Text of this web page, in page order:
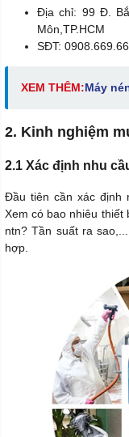
Ðịa chỉ: 99 Đ.
Môn,TP.HCM
SĐT:
XEM THÊM:Máy
2. Kinh nghiệm
2.1 Xác định nhu
Đầu tiên cần xác định
Xem có bao nhiêu thiết
ntn? Tần suất ra
hợp.